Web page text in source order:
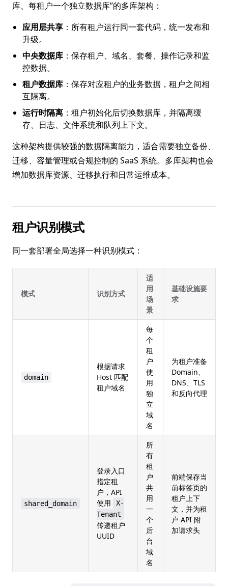
库、每租户一个独立数据库”的多库架构：
应用层共享 ：所有租户运行同一套代码，统一发布和
升级。
中央数据库 ：保存租户、域名、套餐、操作记录和监
控数据。
租户数据库 ：保存对应租户的业务数据，租户之间相
互隔离。
运行时隔离 ：租户初始化后切换数据库，并隔离缓
存、日志、文件系统和队列上下文。
这种架构提供较强的数据隔离能力，适合需要独立备份、
迁移、容量管理或合规控制的 SaaS 系统。多库架构也会
增加数据库资源、迁移执行和日常运维成本。
租户识别模式
同一套部署全局选择一种识别模式：
模式 识别方式
适
用
场
景
基础设施要
求
domain
根据请求
Host 匹配
租户域名
每
个
租
户
使
用
独
立
域
名
为租户准备
Domain、
DNS、TLS
和反向代理
shared_domain
登录入口
指定租
户，API
使用
X-
Tenant
传递租户
UUID
所
有
租
户
共
用
一
个
后
台
域
名
前端保存当
前标签页的
租户上下
文，并为租
户 API 附
加请求头